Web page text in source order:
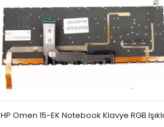
HP Omen 15-EK Notebook Klavye RGB Işıklı